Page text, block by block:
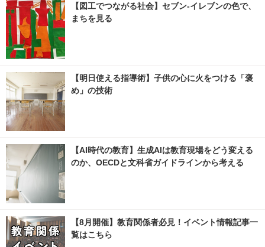
【図工でつながる社会】セブン‐イレブンの色で、
まちを見る
【明日使える指導術】子供の心に火をつける「褒
め」の技術
【AI時代の教育】生成AIは教育現場をどう変える
のか、OECDと文科省ガイドラインから考える
【8月開催】教育関係者必見！イベント情報記事一
覧はこちら